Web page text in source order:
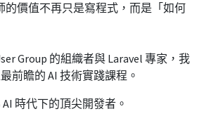
的價值不再只是寫程式，而是「如何
Group 的組織者與 Laravel 專家，我
前瞻的 AI 技術實踐課程。
時代下的頂尖開發者。